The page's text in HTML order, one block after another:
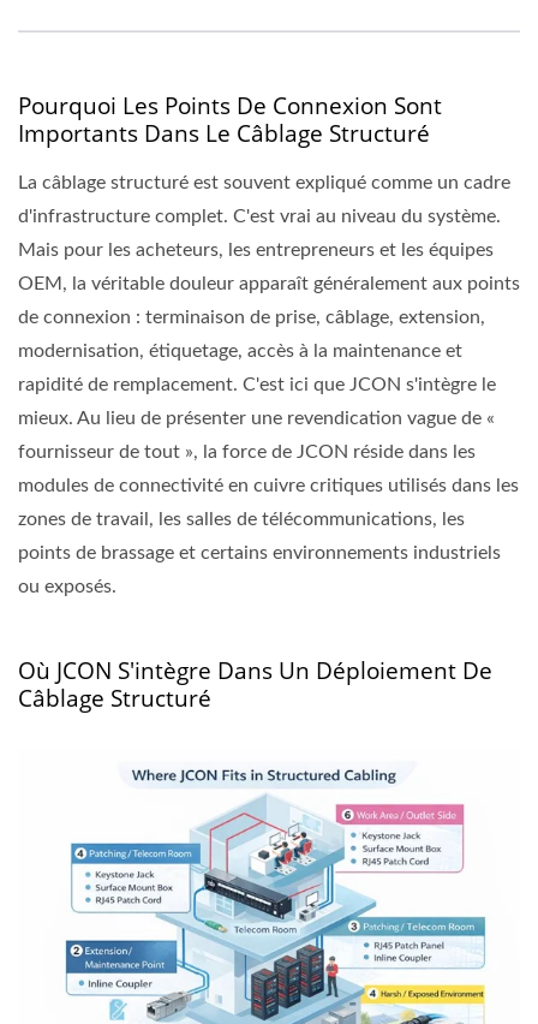
Pourquoi Les Points De Connexion Sont
Importants Dans Le Câblage Structuré
La câblage structuré est souvent expliqué comme un cadre
d'infrastructure complet. C'est vrai au niveau du système.
Mais pour les acheteurs, les entrepreneurs et les équipes
OEM, la véritable douleur apparaît généralement aux points
de connexion : terminaison de prise, câblage, extension,
modernisation, étiquetage, accès à la maintenance et
rapidité de remplacement. C'est ici que JCON s'intègre le
mieux. Au lieu de présenter une revendication vague de «
fournisseur de tout », la force de JCON réside dans les
modules de connectivité en cuivre critiques utilisés dans les
zones de travail, les salles de télécommunications, les
points de brassage et certains environnements industriels
ou exposés.
Où JCON S'intègre Dans Un Déploiement De
Câblage Structuré